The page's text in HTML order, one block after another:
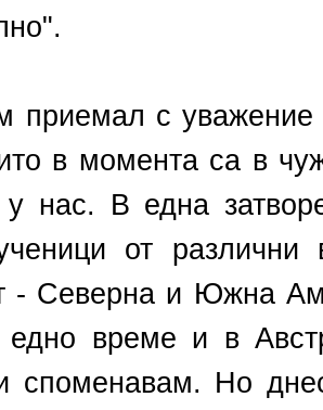
приемал с уважение
в момента са в
нас. В една
от
- Северна и Южна
време и в
споменавам. Но